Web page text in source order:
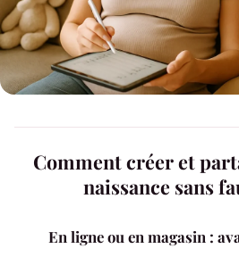
Comment créer et
naissance sans
En ligne ou en magasin :